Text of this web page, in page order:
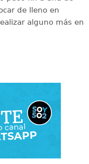
de lleno en
alguno más en